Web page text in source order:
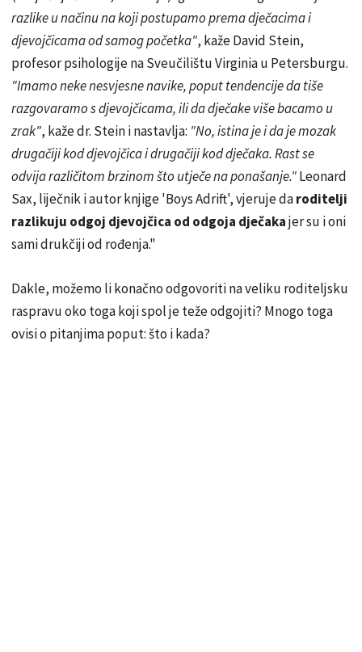
razlike u načinu na koji postupamo prema dječacima i
djevojčicama od samog početka", kaže David Stein,
profesor psihologije na Sveučilištu Virginia u Petersburgu.
"Imamo neke nesvjesne navike, poput tendencije da tiše
razgovaramo s djevojčicama, ili da dječake više bacamo u
zrak", kaže dr. Stein i nastavlja: "No, istina je i da je mozak
drugačiji kod djevojčica i drugačiji kod dječaka. Rast se
odvija različitom brzinom što utječe na ponašanje."Leonard
Sax, liječnik i autor knjige 'Boys Adrift', vjeruje daroditelji
razlikuju odgoj djevojčica od odgoja dječakajer su i oni
sami drukčiji od rođenja."
Dakle, možemo li konačno odgovoriti na veliku roditeljsku
raspravu oko toga koji spol je teže odgojiti? Mnogo toga
ovisi o pitanjima poput: što i kada?